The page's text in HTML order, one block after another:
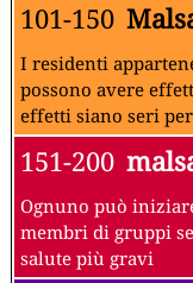
101-150
I residenti
possono avere
effetti siano seri
151-200
Ognuno può
membri di gruppi
salute più gravi